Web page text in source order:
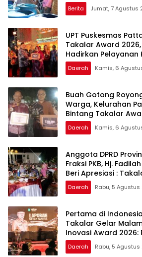
Berita Jumat, 7 Agustus
UPT Puskesmas
Takalar Award
Hadirkan Pelayanan
Berkualitas
Daerah Kamis, 6
Buah Gotong
Warga, Kelurahan
Bintang Takalar
Daerah Kamis, 6
Anggota DPRD
Fraksi PKB, Hj.
Beri Apresiasi :
Lentera Pengabdian
Apresiasi dan
Daerah Rabu, 5
Pertama di
Takalar Gelar
Inovasi Award 2026:
Penghargaan bagi
Berprestasi
Daerah Rabu, 5